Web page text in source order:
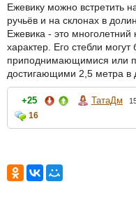
Ежевику можно встретить
ручьёв и на склонах в
Ежевика - это
характер. Его стебли
приподнимающимися или
достигающими 2,5 метра в
+25 ТатаДм
16